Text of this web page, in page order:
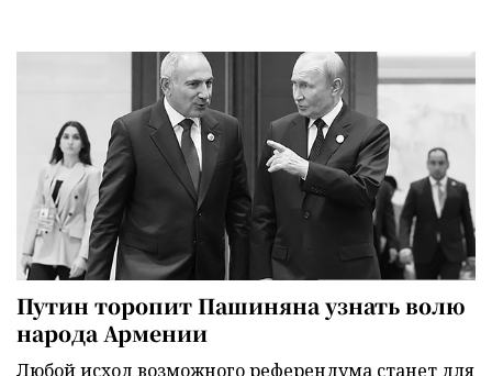
Путин торопит Пашиняна узнать волю
народа Армении
Любой исход возможного референдума станет для